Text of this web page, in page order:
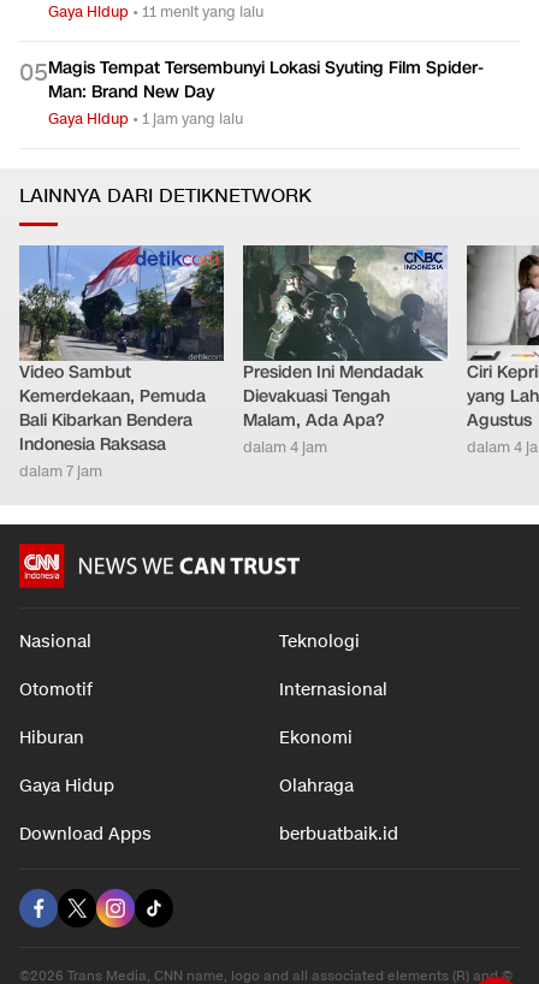
Gaya Hidup •11 menit yang lalu
05Magis Tempat Tersembunyi Lokasi Syuting Film Spider-
Man: Brand New Day
Gaya Hidup •1 jam yang lalu
LAINNYA DARI DETIKNETWORK
Video Sambut
Kemerdekaan, Pemuda
Bali Kibarkan Bendera
Indonesia Raksasa
dalam 7 jam
Presiden Ini Mendadak
Dievakuasi Tengah
Malam, Ada Apa?
dalam 4 jam
Ciri
yang
Agustus
dalam 4
Nasional Teknologi
Otomotif Internasional
Hiburan Ekonomi
Gaya Hidup Olahraga
Download Apps berbuatbaik.id
©2026 Trans Media, CNN name, logo and all associated elements (R) and ©